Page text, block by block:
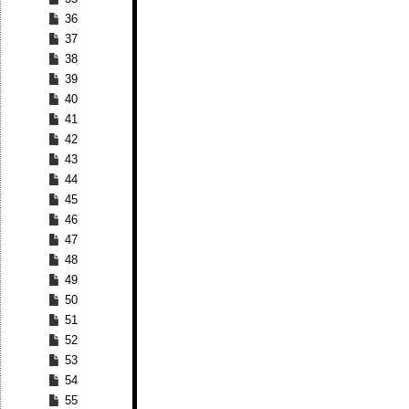
36
37
38
39
40
41
42
43
44
45
46
47
48
49
50
51
52
53
54
55